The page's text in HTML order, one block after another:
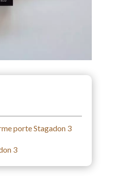
porte Stagadon 3
3